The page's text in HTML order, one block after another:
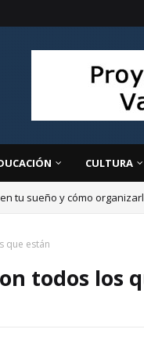
CULTURA
tu sueño y cómo
que están
todos los